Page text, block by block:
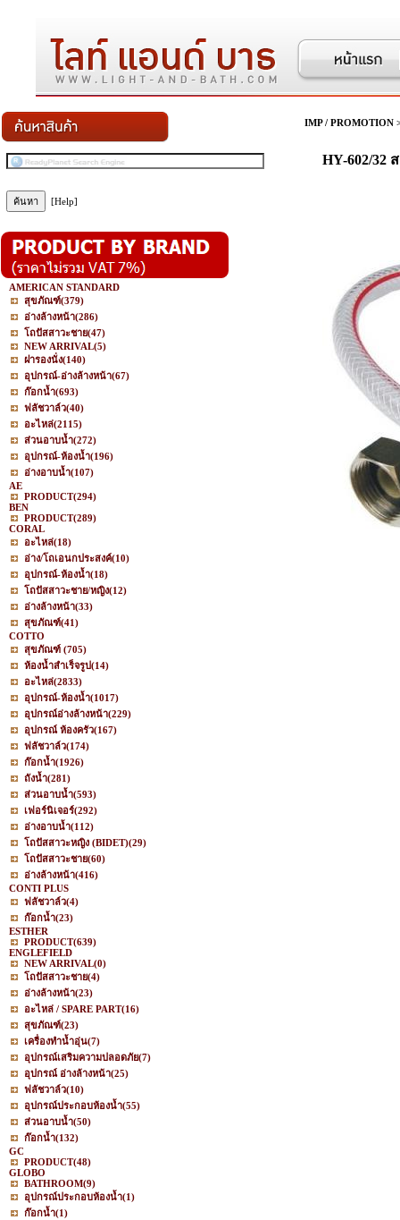
[Help]
AMERICAN STANDARD
สุขภัณฑ์(379)
อ่างล้างหน้า(286)
โถปัสสาวะชาย(47)
NEW ARRIVAL(5)
ฝารองนั่ง(140)
อุปกรณ์-อ่างล้างหน้า(67)
ก๊อกน้ำ(693)
ฟลัชวาล์ว(40)
อะไหล่(2115)
ส่วนอาบน้ำ(272)
อุปกรณ์-ห้องน้ำ(196)
อ่างอาบน้ำ(107)
AE
PRODUCT(294)
BEN
PRODUCT(289)
CORAL
อะไหล่(18)
อ่าง/โถเอนกประสงค์(10)
อุปกรณ์-ห้องน้ำ(18)
โถปัสสาวะชาย/หญิง(12)
อ่างล้างหน้า(33)
สุขภัณฑ์(41)
COTTO
สุขภัณฑ์ (705)
ห้องน้ำสำเร็จรูป(14)
อะไหล่(2833)
อุปกรณ์-ห้องน้ำ(1017)
อุปกรณ์อ่างล้างหน้า(229)
อุปกรณ์ ห้องครัว(167)
ฟลัชวาล์ว(174)
ก๊อกน้ำ(1926)
ถังน้ำ(281)
ส่วนอาบน้ำ(593)
เฟอร์นิเจอร์(292)
อ่างอาบน้ำ(112)
โถปัสสาวะหญิง (BIDET)(29)
โถปัสสาวะชาย(60)
อ่างล้างหน้า(416)
CONTI PLUS
ฟลัชวาล์ว(4)
ก๊อกน้ำ(23)
ESTHER
PRODUCT(639)
ENGLEFIELD
NEW ARRIVAL(0)
โถปัสสาวะชาย(4)
อ่างล้างหน้า(23)
อะไหล่ / SPARE PART(16)
สุขภัณฑ์(23)
เครื่องทำน้ำอุ่น(7)
อุปกรณ์เสริมความปลอดภัย(7)
อุปกรณ์ อ่างล้างหน้า(25)
ฟลัชวาล์ว(10)
อุปกรณ์ประกอบห้องน้ำ(55)
ส่วนอาบน้ำ(50)
ก๊อกน้ำ(132)
GC
PRODUCT(48)
GLOBO
BATHROOM(9)
อุปกรณ์ประกอบห้องน้ำ(1)
ก๊อกน้ำ(1)
IMP / PROMOTION
HY-602/32